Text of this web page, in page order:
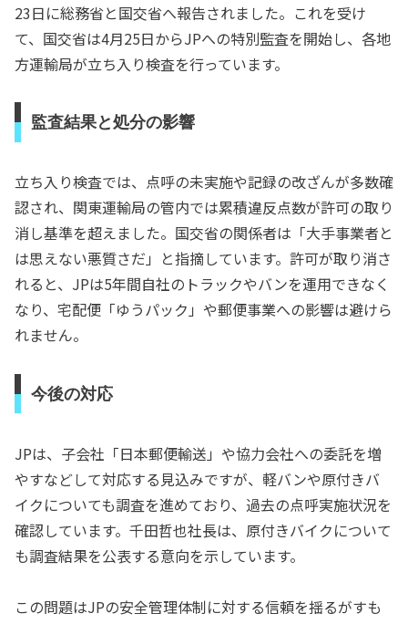
23日に総務省と国交省へ報告されました。これを受け
て、国交省は4月25日からJPへの特別監査を開始し、各地
方運輸局が立ち入り検査を行っています。
監査結果と処分の影響
立ち入り検査では、点呼の未実施や記録の改ざんが多数確
認され、関東運輸局の管内では累積違反点数が許可の取り
消し基準を超えました。国交省の関係者は「大手事業者と
は思えない悪質さだ」と指摘しています。許可が取り消さ
れると、JPは5年間自社のトラックやバンを運用できなく
なり、宅配便「ゆうパック」や郵便事業への影響は避けら
れません。
今後の対応
JPは、子会社「日本郵便輸送」や協力会社への委託を増
やすなどして対応する見込みですが、軽バンや原付きバ
イクについても調査を進めており、過去の点呼実施状況を
確認しています。千田哲也社長は、原付きバイクについて
も調査結果を公表する意向を示しています。
この問題はJPの安全管理体制に対する信頼を揺るがすも